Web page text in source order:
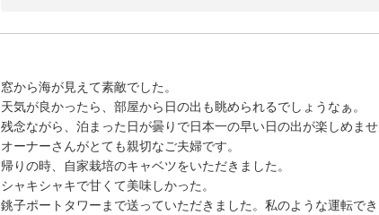
2022-12-05
窓から海が見えて素敵でした。
天気が良かったら、部屋から日の出も眺められるでしょうなぁ。
残念ながら、泊まった日が曇りで日本一の早い日の出が楽しめませ
オーナーさんがとても親切なご夫婦です。
帰りの時、自家栽培のキャベツをいただきました。
シャキシャキで甘くて美味しかった。
銚子ポートタワーまで送っていただきました。私のような運転で